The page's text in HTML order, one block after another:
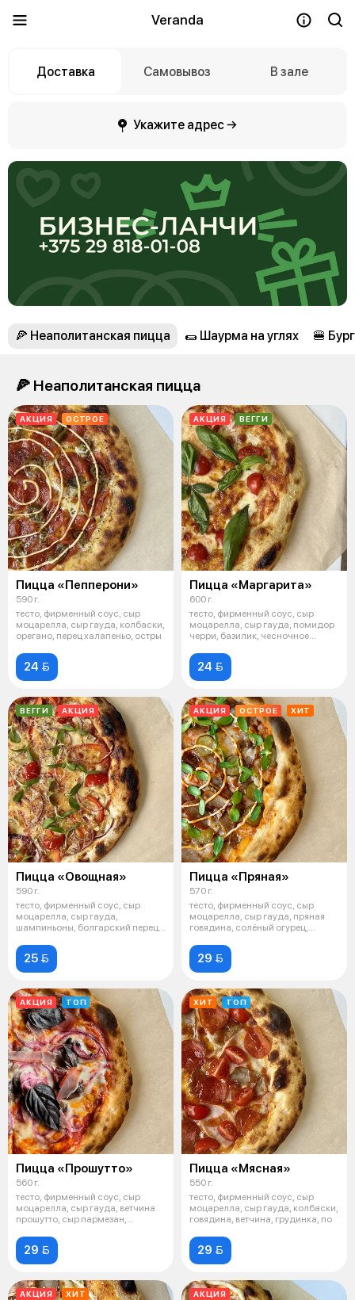
Veranda
Доставка Самовывоз В зале
Укажите адрес →
🍕 Неаполитанская пицца 🌯 Шаурма на углях 🍔
🍕 Неаполитанская пицца
АКЦИЯ ОСТРОЕ
Пицца «Пепперони»
590 г.
тесто, фирменный соус, сыр
моцарелла, сыр гауда, колбаски,
орегано, перец халапеньо, остры
24 
АКЦИЯ ВЕГГИ
Пицца «Маргарита»
600 г.
тесто, фирменный соус, сыр
моцарелла, сыр гауда, помидор
черри, базилик, чесночное
24 
ВЕГГИ АКЦИЯ
Пицца «Овощная»
590 г.
тесто, фирменный соус, сыр
моцарелла, сыр гауда,
шампиньоны, болгарский перец,
25 
АКЦИЯ ОСТРОЕ ХИТ
Пицца «Пряная»
570 г.
тесто, фирменный соус, сыр
моцарелла, сыр гауда, пряная
говядина, солёный огурец,
29 
АКЦИЯ ТОП
Пицца «Прошутто»
560 г.
тесто, фирменный соус, сыр
моцарелла, сыр гауда, ветчина
прошутто, сыр пармезан,
29 
ХИТ ТОП
Пицца «Мясная»
550 г.
тесто, фирменный соус, сыр
моцарелла, сыр гауда, колбаски,
говядина, ветчина, грудинка, по
29 
АКЦИЯ ХИТ АКЦИЯ